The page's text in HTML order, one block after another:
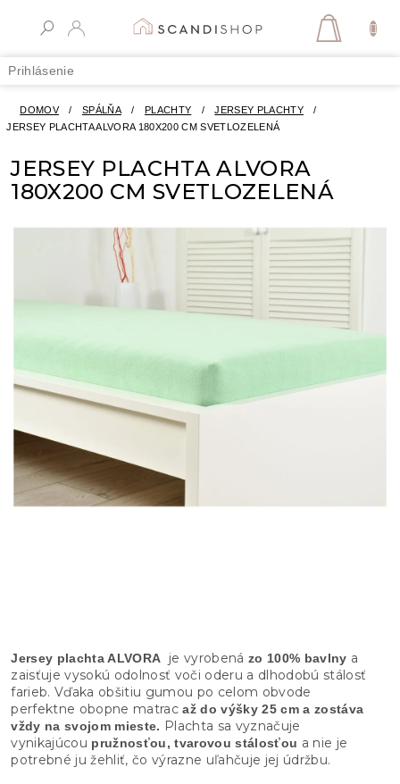
Prihlásenie
DOMOV / SPÁLŇA / PLACHTY / JERSEY PLACHTY
/
JERSEY PLACHTA ALVORA 180X200 CM SVETLOZELENÁ
JERSEY PLACHTA ALVORA
180X200 CM SVETLOZELENÁ
Jersey plachta ALVORA je vyrobená zo 100% bavlny a
zaisťuje vysokú odolnosť voči oderu a dlhodobú stálosť
farieb. Vďaka obšitiu gumou po celom obvode
perfektne obopne matracaž do výšky 25 cm a zostáva
vždy na svojom mieste. Plachta sa vyznačuje
vynikajúcou pružnosťou, tvarovou stálosťou a nie je
potrebné ju žehliť, čo výrazne uľahčuje jej údržbu.